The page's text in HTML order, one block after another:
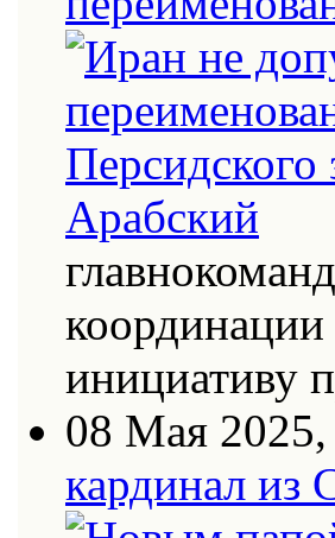
инициативу
08 Мая
кардинал